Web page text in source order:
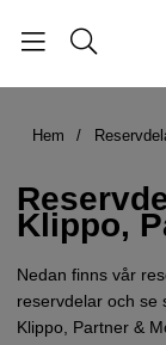
Hem
Klippo,
Nedan finns vår
reservdelar och se
Klippo, Partner &